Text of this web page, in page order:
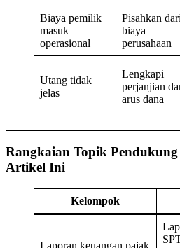
Biaya pemilik
masuk
operasional
Pisahkan dari
biaya
perusahaan
Utang tidak
jelas
Lengkapi
perjanjian
arus dana
Rangkaian Topik
Artikel Ini
Kelompok
Laporan keuangan pajak